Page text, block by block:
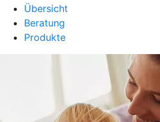
Übersicht
Beratung
Produkte